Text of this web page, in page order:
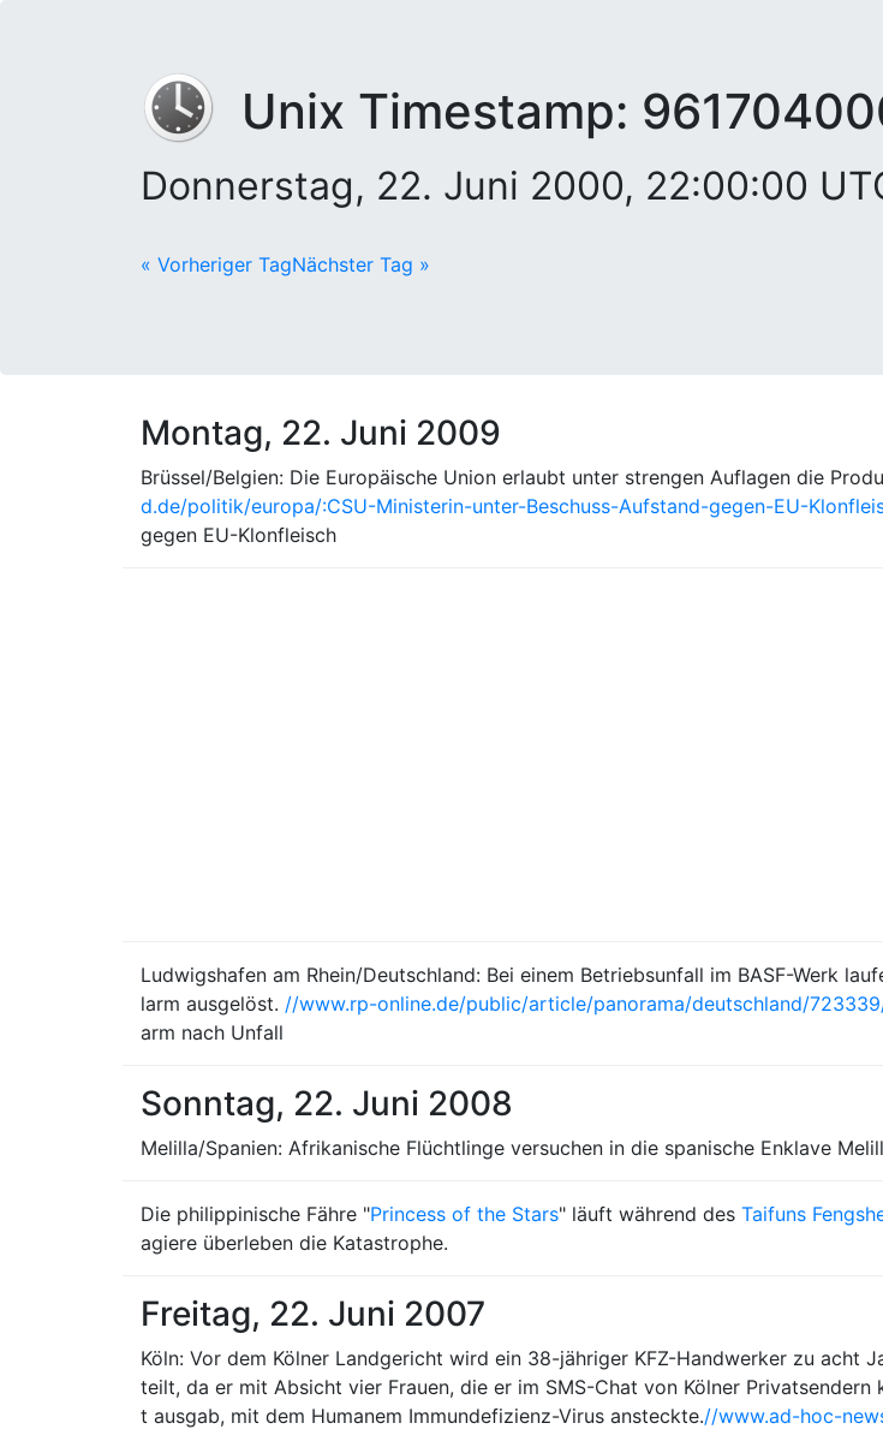
Unix Timestamp:
Donnerstag, 22. Juni 2000, 22:00:00
« Vorheriger TagNächster Tag »
Montag, 22. Juni 2009
Brüssel/Belgien: Die Europäische Union erlaubt unter strengen Auflagen die
d.de/politik/europa/:CSU-Ministerin-unter-Beschuss-Aufstand-gegen-EU-
gegen EU-Klonfleisch
Ludwigshafen am Rhein/Deutschland: Bei einem Betriebsunfall im BASF-Werk
larm ausgelöst. //www.rp-online.de/public/article/panorama/deutschland/
arm nach Unfall
Sonntag, 22. Juni 2008
Melilla/Spanien: Afrikanische Flüchtlinge versuchen in die spanische Enklave
Die philippinische Fähre "Princess of the Stars" läuft während des Taifuns
agiere überleben die Katastrophe.
Freitag, 22. Juni 2007
Köln: Vor dem Kölner Landgericht wird ein 38-jähriger KFZ-Handwerker zu acht
teilt, da er mit Absicht vier Frauen, die er im SMS-Chat von Kölner
t ausgab, mit dem Humanem Immundefizienz-Virus ansteckte.//www.ad-hoc-